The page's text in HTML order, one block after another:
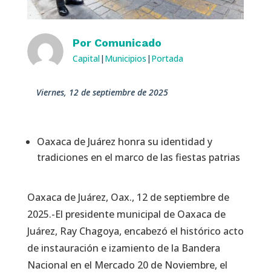
Por Comunicado
Capital| Municipios | Portada
viernes, 12 de septiembre de 2025
Oaxaca de Juárez honra su identidad y
tradiciones en el marco de las fiestas patrias
Oaxaca de Juárez, Oax., 12 de septiembre de
2025.-El presidente municipal de Oaxaca de
Juárez, Ray Chagoya, encabezó el histórico acto
de instauración e izamiento de la Bandera
Nacional en el Mercado 20 de Noviembre, el